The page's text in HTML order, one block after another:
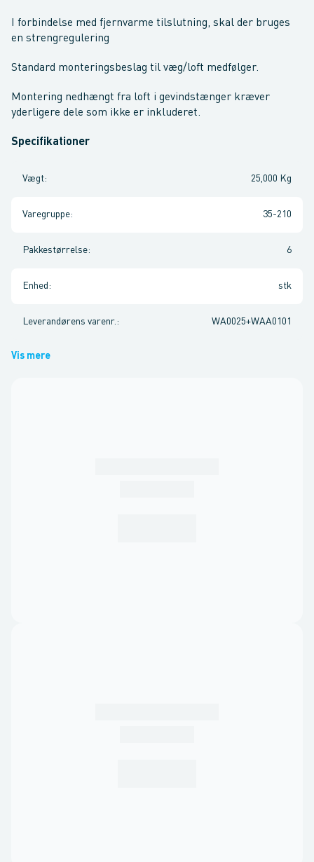
I forbindelse med fjernvarme tilslutning, skal der bruges
en strengregulering
Standard monteringsbeslag til væg/loft medfølger.
Montering nedhængt fra loft i gevindstænger kræver
yderligere dele som ikke er inkluderet.
Specifikationer
Vægt: 25,000 Kg
Varegruppe: 35-210
Pakkestørrelse: 6
Enhed : stk
Leverandørens varenr. : WA0025+WAA0101
Vis mere